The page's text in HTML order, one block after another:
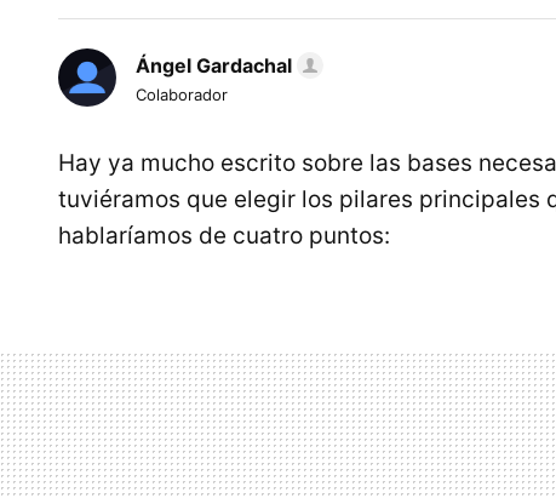
Ángel Gardachal
Colaborador
Hay ya mucho escrito sobre las bases
tuviéramos que elegir los pilares principales
hablaríamos de cuatro puntos: